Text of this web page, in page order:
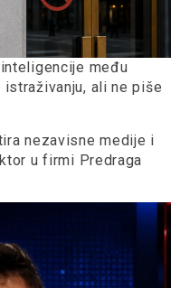
među
ali ne piše
nezavisne medije i
u firmi Predraga